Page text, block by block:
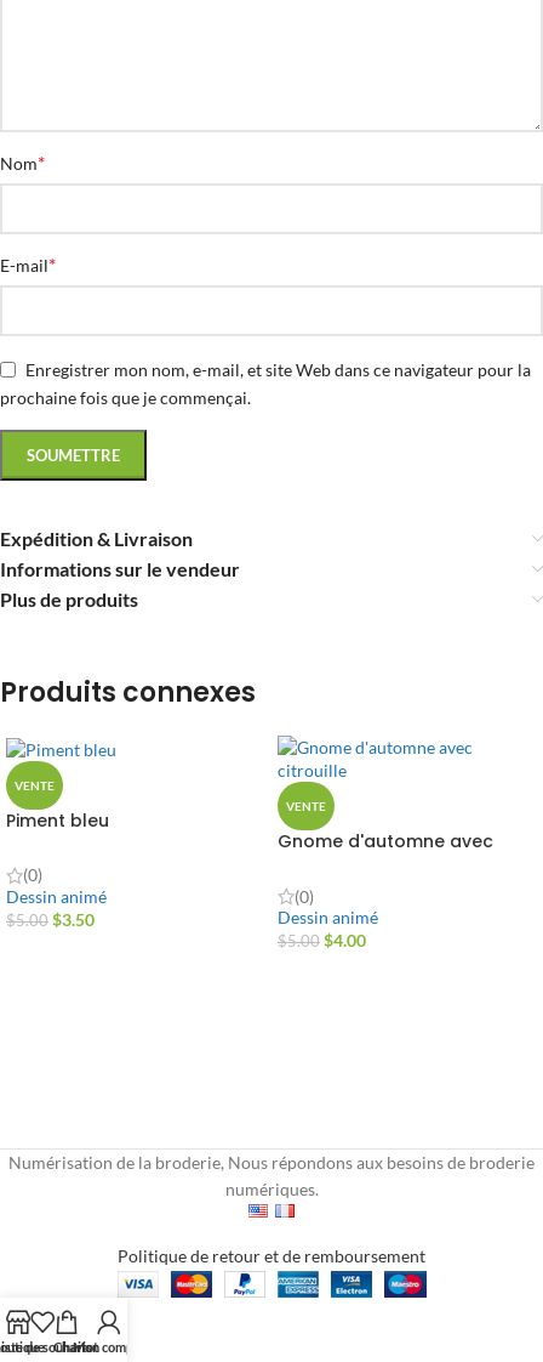
Nom*
E-mail*
Enregistrer mon nom, e-mail, et site Web dans ce navigateur pour la
prochaine fois que je commençai.
Expédition & Livraison
Informations sur le vendeur
Plus de produits
Produits connexes
VENTE
Piment bleu
(0)
Dessin animé
$5.00 $3.50
VENTE
Gnome d'automne avec
(0)
Dessin animé
$5.00 $4.00
Numérisation de la broderie, Nous répondons aux besoins de broderie
numériques.
Politique de retour et de remboursement
de souhaits
Chariot
Mon compte